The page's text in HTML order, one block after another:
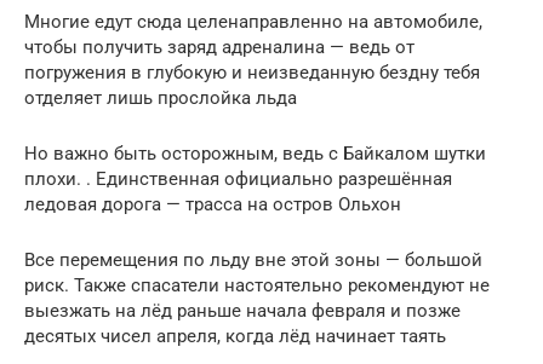
Многие едут сюда целенаправленно на автомобиле,
чтобы получить заряд адреналина — ведь от
погружения в глубокую и неизведанную бездну тебя
отделяет лишь прослойка льда
Но важно быть осторожным, ведь с Байкалом шутки
плохи. . Единственная официально разрешённая
ледовая дорога — трасса на остров Ольхон
Все перемещения по льду вне этой зоны — большой
риск. Также спасатели настоятельно рекомендуют не
выезжать на лёд раньше начала февраля и позже
десятых чисел апреля, когда лёд начинает таять